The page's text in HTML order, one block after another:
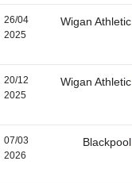
26/04
2025
Wigan Athletic
20/12
2025
Wigan Athletic
07/03
2026
Blackpool